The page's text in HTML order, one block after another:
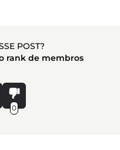
POST?
rank de membros
0